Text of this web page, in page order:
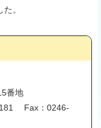
。
番地
Fax：0246-